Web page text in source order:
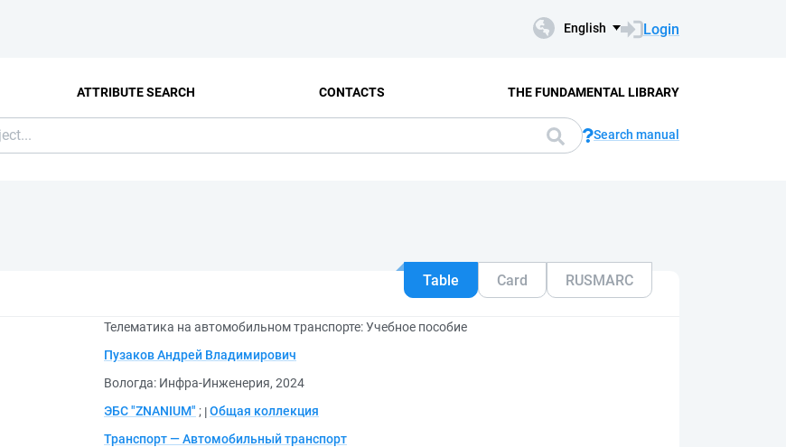
English Login
ATTRIBUTE SEARCH CONTACTS THE FUNDAMENTAL LIBRARY
Search manual
Table Card RUSMARC
Телематика на автомобильном транспорте: Учебное пособие
Пузаков Андрей Владимирович
Вологда: Инфра-Инженерия, 2024
ЭБС "ZNANIUM" ; Общая коллекция
Транспорт — Автомобильный транспорт